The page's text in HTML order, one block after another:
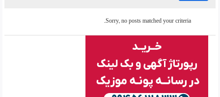
Sorry, no posts matched your criteria.